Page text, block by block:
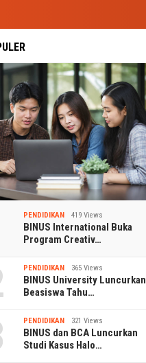
PENDIDIKAN 419 Views
BINUS International Buka
Program Creativ…
PENDIDIKAN 365 Views
BINUS University Luncurkan
Beasiswa Tahu…
PENDIDIKAN 321 Views
BINUS dan BCA Luncurkan
Studi Kasus Halo…